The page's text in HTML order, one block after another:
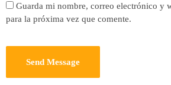
Guarda mi nombre, correo electrónico y
para la próxima vez que comente.